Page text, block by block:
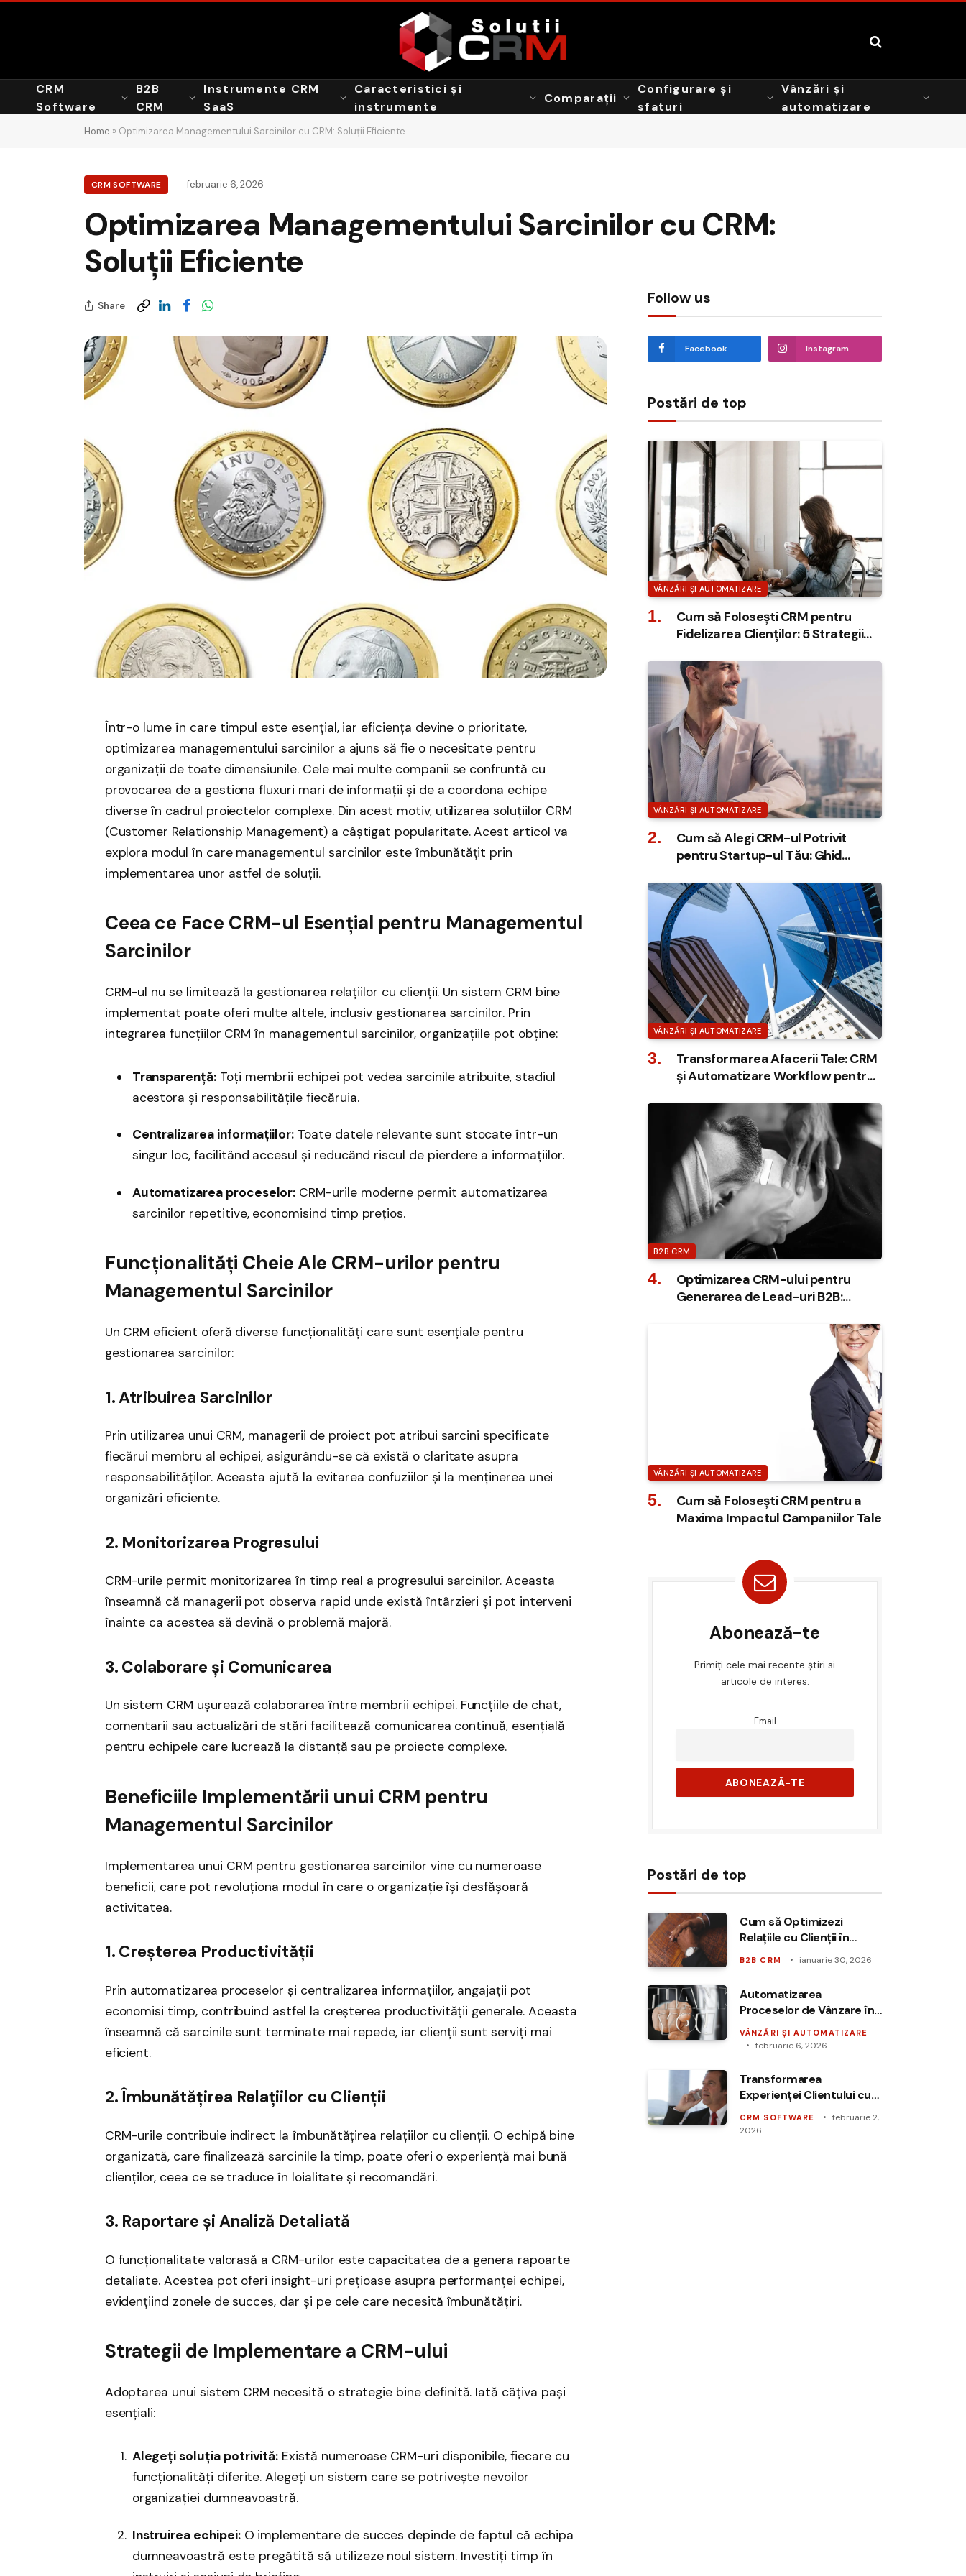
CRM
Software
B2B
CRM
Instrumente CRM
SaaS
Caracteristici și
instrumente
Comparații
Configurare și
sfaturi
Vânzări și
automatizare
Home » Optimizarea Managementului Sarcinilor cu CRM: Soluții Eficiente
CRM SOFTWARE februarie 6, 2026
Optimizarea Managementului Sarcinilor cu CRM:
Soluții Eficiente
Share
Într-o lume în care timpul este esențial, iar eficiența devine o prioritate,
optimizarea managementului sarcinilor a ajuns să fie o necesitate pentru
organizații de toate dimensiunile. Cele mai multe companii se confruntă cu
provocarea de a gestiona fluxuri mari de informații și de a coordona echipe
diverse în cadrul proiectelor complexe. Din acest motiv, utilizarea soluțiilor CRM
(Customer Relationship Management) a câștigat popularitate. Acest articol va
explora modul în care managementul sarcinilor este îmbunătățit prin
implementarea unor astfel de soluții.
Ceea ce Face CRM-ul Esențial pentru Managementul
Sarcinilor
CRM-ul nu se limitează la gestionarea relațiilor cu clienții. Un sistem CRM bine
implementat poate oferi multe altele, inclusiv gestionarea sarcinilor. Prin
integrarea funcțiilor CRM în managementul sarcinilor, organizațiile pot obține:
Transparență:Toți membrii echipei pot vedea sarcinile atribuite, stadiul
acestora și responsabilitățile fiecăruia.
Centralizarea informațiilor: Toate datele relevante sunt stocate într-un
singur loc, facilitând accesul și reducând riscul de pierdere a informațiilor.
Automatizarea proceselor: CRM-urile moderne permit automatizarea
sarcinilor repetitive, economisind timp prețios.
Funcționalități Cheie Ale CRM-urilor pentru
Managementul Sarcinilor
Un CRM eficient oferă diverse funcționalități care sunt esențiale pentru
gestionarea sarcinilor:
1. Atribuirea Sarcinilor
Prin utilizarea unui CRM, managerii de proiect pot atribui sarcini specificate
fiecărui membru al echipei, asigurându-se că există o claritate asupra
responsabilităților. Aceasta ajută la evitarea confuziilor și la menținerea unei
organizări eficiente.
2. Monitorizarea Progresului
CRM-urile permit monitorizarea în timp real a progresului sarcinilor. Aceasta
înseamnă că managerii pot observa rapid unde există întârzieri și pot interveni
înainte ca acestea să devină o problemă majoră.
3. Colaborare și Comunicarea
Un sistem CRM ușurează colaborarea între membrii echipei. Funcțiile de chat,
comentarii sau actualizări de stări facilitează comunicarea continuă, esențială
pentru echipele care lucrează la distanță sau pe proiecte complexe.
Beneficiile Implementării unui CRM pentru
Managementul Sarcinilor
Implementarea unui CRM pentru gestionarea sarcinilor vine cu numeroase
beneficii, care pot revoluționa modul în care o organizație își desfășoară
activitatea.
1. Creșterea Productivității
Prin automatizarea proceselor și centralizarea informațiilor, angajații pot
economisi timp, contribuind astfel la creșterea productivității generale. Aceasta
înseamnă că sarcinile sunt terminate mai repede, iar clienții sunt serviți mai
eficient.
2. Îmbunătățirea Relațiilor cu Clienții
CRM-urile contribuie indirect la îmbunătățirea relațiilor cu clienții. O echipă bine
organizată, care finalizează sarcinile la timp, poate oferi o experiență mai bună
clienților, ceea ce se traduce în loialitate și recomandări.
3. Raportare și Analiză Detaliată
O funcționalitate valorasă a CRM-urilor este capacitatea de a genera rapoarte
detaliate. Acestea pot oferi insight-uri prețioase asupra performanței echipei,
evidențiind zonele de succes, dar și pe cele care necesită îmbunătățiri.
Strategii de Implementare a CRM-ului
Adoptarea unui sistem CRM necesită o strategie bine definită. Iată câțiva pași
esențiali:
Alegeți soluția potrivită: Există numeroase CRM-uri disponibile, fiecare cu
funcționalități diferite. Alegeți un sistem care se potrivește nevoilor
organizației dumneavoastră.
Instruirea echipei:O implementare de succes depinde de faptul că echipa
dumneavoastră este pregătită să utilizeze noul sistem. Investiți timp în
Follow us
Facebook Instagram
Postări de top
VÂNZĂRI ȘI AUTOMATIZARE
Cum să Folosești CRM pentru
Fidelizarea Clienților: 5 Strategii
VÂNZĂRI ȘI AUTOMATIZARE
Cum să Alegi CRM-ul Potrivit
pentru Startup-ul Tău: Ghid
VÂNZĂRI ȘI AUTOMATIZARE
Transformarea Afacerii Tale: CRM
și Automatizare Workflow pentru
B2B CRM
Optimizarea CRM-ului pentru
Generarea de Lead-uri B2B:
VÂNZĂRI ȘI AUTOMATIZARE
Cum să Folosești CRM pentru a
Maxima Impactul Campaniilor Tale
Abonează-te
Primiți cele mai recente știri si
articole de interes.
Email
Postări de top
Cum să Optimizezi
Relațiile cu Clienții în
B2B CRM ianuarie 30, 2026
Automatizarea
Proceselor de Vânzare în
Call Center prin CRM
VÂNZĂRI ȘI AUTOMATIZARE
februarie 6, 2026
Transformarea
Experienței Clientului cu
Personalizate
CRM SOFTWARE
februarie 2,
2026